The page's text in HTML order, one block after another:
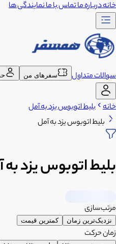
خانهدرباره ماتماس با مانمایندگی ها
سوالات متداول سفرهای من
خانه بلیط اتوبوس یزد به آمل
بلیط اتوبوس یزد به آمل
بلیط اتوبوس یزد به
مرتب‌سازی
نزدیک‌ترین زمان کمترین قیمت
زمان حرکت